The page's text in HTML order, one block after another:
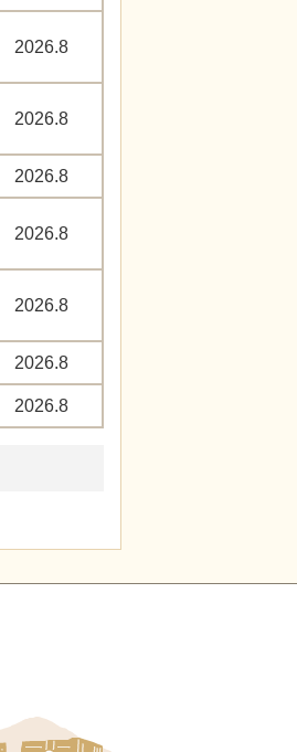
2026.8
2026.8
2026.8
2026.8
2026.8
2026.8
2026.8